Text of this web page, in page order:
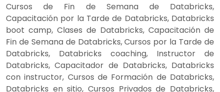
Cursos de Fin de Semana de Databricks,
Capacitación por la Tarde de Databricks, Databricks
boot camp, Clases de Databricks, Capacitación de
Fin de Semana de Databricks, Cursos por la Tarde de
Databricks, Databricks coaching, Instructor de
Databricks, Capacitador de Databricks, Databricks
con instructor, Cursos de Formación de Databricks,
Databricks en sitio, Cursos Privados de Databricks,